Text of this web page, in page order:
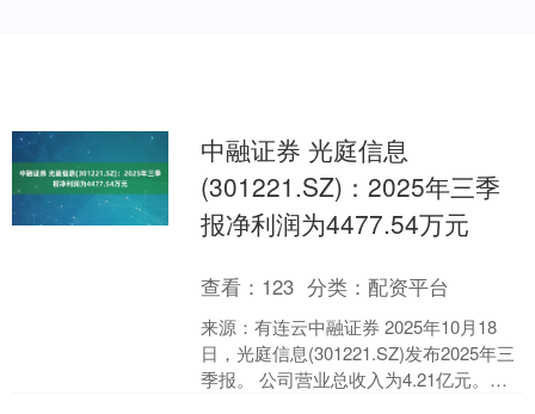
中融证券 光庭信息
(301221.SZ)：2025年三季
报净利润为4477.54万元
查看： 123 分类：配资平台
来源：有连云中融证券 2025年10月18
日，光庭信息(301221.SZ)发布2025年三
季报。 公司营业总收入为4.21亿元。归